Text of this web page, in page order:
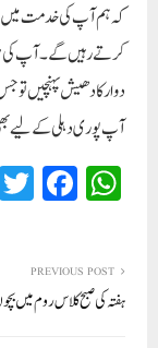
کہ ہم آپ کی خدمت میں
کرتے رہیں گے۔ آپ
دوارکادھیش پہنچیں
آپ پوری دہلی کے لیے
W
ha
A
pp
Fa
ce
okPREVIOUS POST
ہفتہ کی صبح کلاس روم میں